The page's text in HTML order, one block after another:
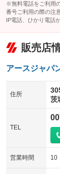
※無料電話をご利用
番号ご利用の際の注
IP電話、ひかり電話
販売店
アースジャパ
住所
茨
TEL
営業時間 10